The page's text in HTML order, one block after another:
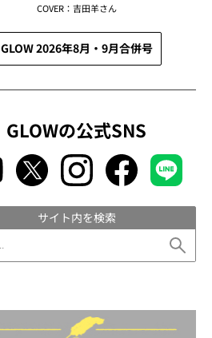
COVER：吉田羊さん
GLOW 2026年8月・9月合併号
GLOWの公式SNS
サイト内を検索